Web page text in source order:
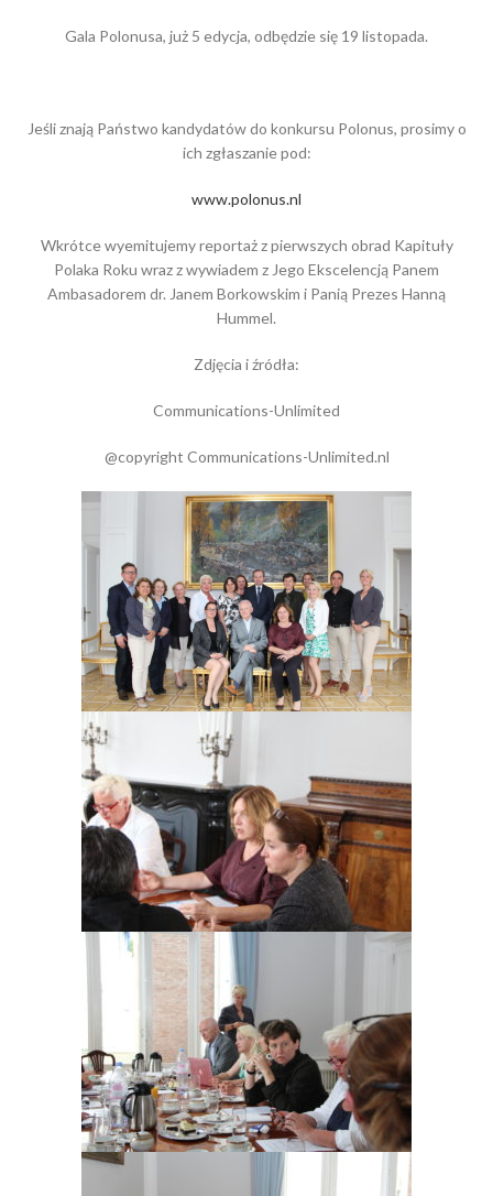
Gala Polonusa, już 5 edycja, odbędzie się 19 listopada.
Jeśli znają Państwo kandydatów do konkursu Polonus, prosimy o
ich zgłaszanie pod:
www.polonus.nl
Wkrótce wyemitujemy reportaż z pierwszych obrad Kapituły
Polaka Roku wraz z wywiadem z Jego Ekscelencją Panem
Ambasadorem dr. Janem Borkowskim i Panią Prezes Hanną
Hummel.
Zdjęcia i źródła:
Communications-Unlimited
@copyright Communications-Unlimited.nl